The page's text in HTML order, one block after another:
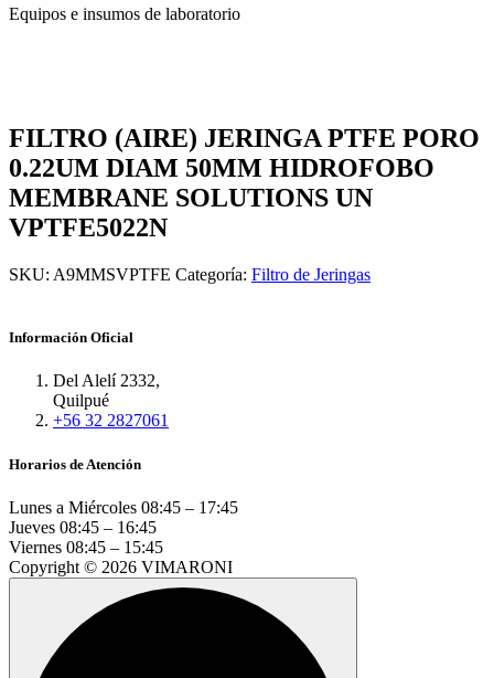
Equipos e insumos de laboratorio
FILTRO (AIRE) JERINGA PTFE PORO
0.22UM DIAM 50MM HIDROFOBO
MEMBRANE SOLUTIONS UN
VPTFE5022N
SKU: A9MMSVPTFE Categoría: Filtro de Jeringas
Información Oficial
Del Alelí 2332,
Quilpué
+56 32 2827061
Horarios de Atención
Lunes a Miércoles 08:45 – 17:45
Jueves 08:45 – 16:45
Viernes 08:45 – 15:45
Copyright © 2026 VIMARONI